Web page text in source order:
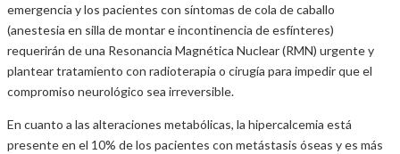
emergencia y los pacientes con síntomas de cola de caballo
(anestesia en silla de montar e incontinencia de esfínteres)
requerirán de una Resonancia Magnética Nuclear (RMN) urgente y
plantear tratamiento con radioterapia o cirugía para impedir que el
compromiso neurológico sea irreversible.
En cuanto a las alteraciones metabólicas, la hipercalcemia está
presente en el 10% de los pacientes con metástasis óseas y es más